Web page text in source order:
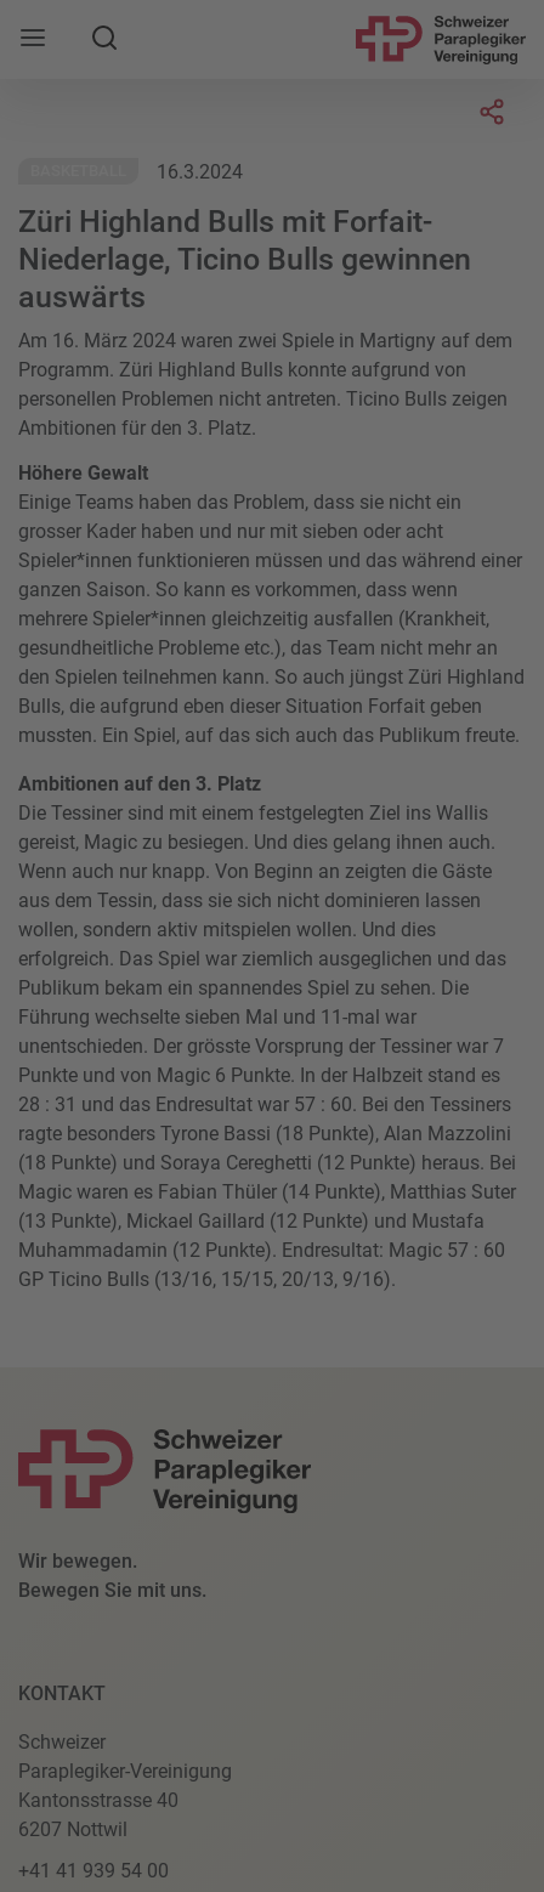
Mobile Navigation öffnen
Suche
16.3.2024
Züri Highland Bulls mit Forfait-
Niederlage, Ticino Bulls gewinnen
auswärts
Am 16. März 2024 waren zwei Spiele in Martigny auf dem
Programm. Züri Highland Bulls konnte aufgrund von
personellen Problemen nicht antreten. Ticino Bulls zeigen
Ambitionen für den 3. Platz.
Höhere Gewalt
Einige Teams haben das Problem, dass sie nicht ein
grosser Kader haben und nur mit sieben oder acht
Spieler*innen funktionieren müssen und das während einer
ganzen Saison. So kann es vorkommen, dass wenn
mehrere Spieler*innen gleichzeitig ausfallen (Krankheit,
gesundheitliche Probleme etc.), das Team nicht mehr an
den Spielen teilnehmen kann. So auch jüngst Züri Highland
Bulls, die aufgrund eben dieser Situation Forfait geben
mussten. Ein Spiel, auf das sich auch das Publikum freute.
Ambitionen auf den 3. Platz
Die Tessiner sind mit einem festgelegten Ziel ins Wallis
gereist, Magic zu besiegen. Und dies gelang ihnen auch.
Wenn auch nur knapp. Von Beginn an zeigten die Gäste
aus dem Tessin, dass sie sich nicht dominieren lassen
wollen, sondern aktiv mitspielen wollen. Und dies
erfolgreich. Das Spiel war ziemlich ausgeglichen und das
Publikum bekam ein spannendes Spiel zu sehen. Die
Führung wechselte sieben Mal und 11-mal war
unentschieden. Der grösste Vorsprung der Tessiner war 7
Punkte und von Magic 6 Punkte. In der Halbzeit stand es
28 : 31 und das Endresultat war 57 : 60. Bei den Tessiners
ragte besonders Tyrone Bassi (18 Punkte), Alan Mazzolini
(18 Punkte) und Soraya Cereghetti (12 Punkte) heraus. Bei
Magic waren es Fabian Thüler (14 Punkte), Matthias Suter
(13 Punkte), Mickael Gaillard (12 Punkte) und Mustafa
Muhammadamin (12 Punkte). Endresultat: Magic 57 : 60
GP Ticino Bulls (13/16, 15/15, 20/13, 9/16).
Wir bewegen.
Bewegen Sie mit uns.
KONTAKT
Schweizer
Paraplegiker-Vereinigung
Kantonsstrasse 40
6207 Nottwil
+41 41 939 54 00